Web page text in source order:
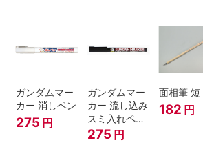
ガンダムマー
カー 消しペン
275 円
ガンダムマー
カー 流し込み
スミ入れペン
ブラック
275 円
面相筆 短
182 円